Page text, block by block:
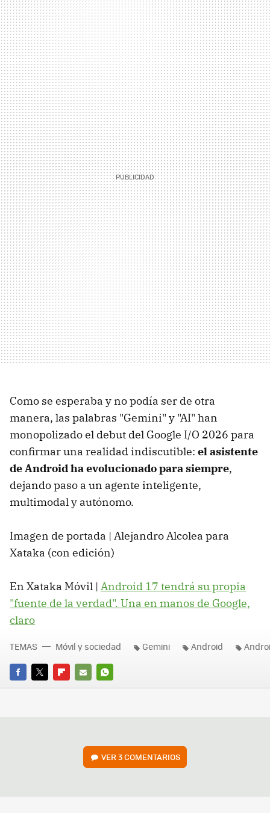
Como se esperaba y no podía ser de otra
manera, las palabras "Gemini" y "AI" han
monopolizado el debut del Google I/O 2026 para
confirmar una realidad indiscutible: el asistente
de Android ha evolucionado para siempre,
dejando paso a un agente inteligente,
multimodal y autónomo.
Imagen de portada | Alejandro Alcolea para
Xataka (con edición)
En Xataka Móvil | Android 17 tendrá su propia
"fuente de la verdad". Una en manos de Google,
claro
FACEBOOK
TWITTERFLIPBOARD
E-
WHATSAPP
TEMAS Móvil y sociedad Gemini Android
VER3 COMENTARIOS